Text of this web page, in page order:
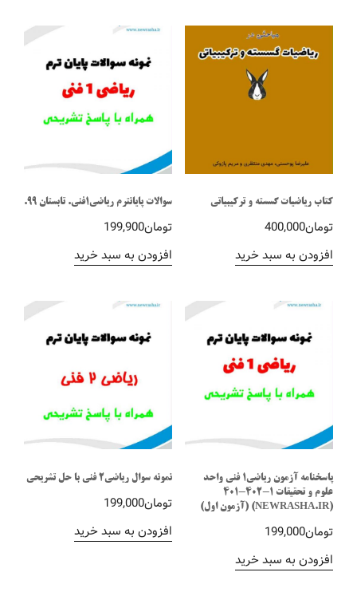
کتاب ریاضیات گسسته و ترکیبیاتی
تومان400,000
افزودن به سبد خرید
سوالات پایانترم ریاضی1فنی. تابستان 99.
تومان199,900
افزودن به سبد خرید
پاسخنامه آزمون ریاضی1 فنی واحد
علوم و تحقیقات 1-402-401
(NEWRASHA.IR) (آزمون اول)
تومان199,000
افزودن به سبد خرید
نمونه سوال ریاضی2 فنی با حل تشریحی
تومان199,000
افزودن به سبد خرید